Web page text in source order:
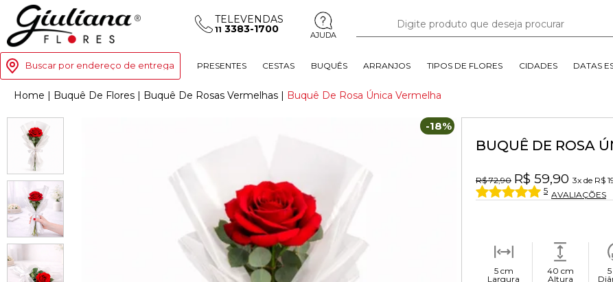
TELEVENDAS
11 3383-1700 AJUDA
Buscar por endereço de entrega PRESENTES CESTAS BUQUÊS ARRANJOS TIPOS DE FLORES CIDADES DATAS
Home | Buquê De Flores | Buquê De Rosas Vermelhas | Buquê De Rosa Única Vermelha
-18%
BUQUÊ DE ROSA
R$ 72,90 R$ 59,90 3x de R$
5 AVALIAÇÕES
5 cm
Largura
40 cm
Altura